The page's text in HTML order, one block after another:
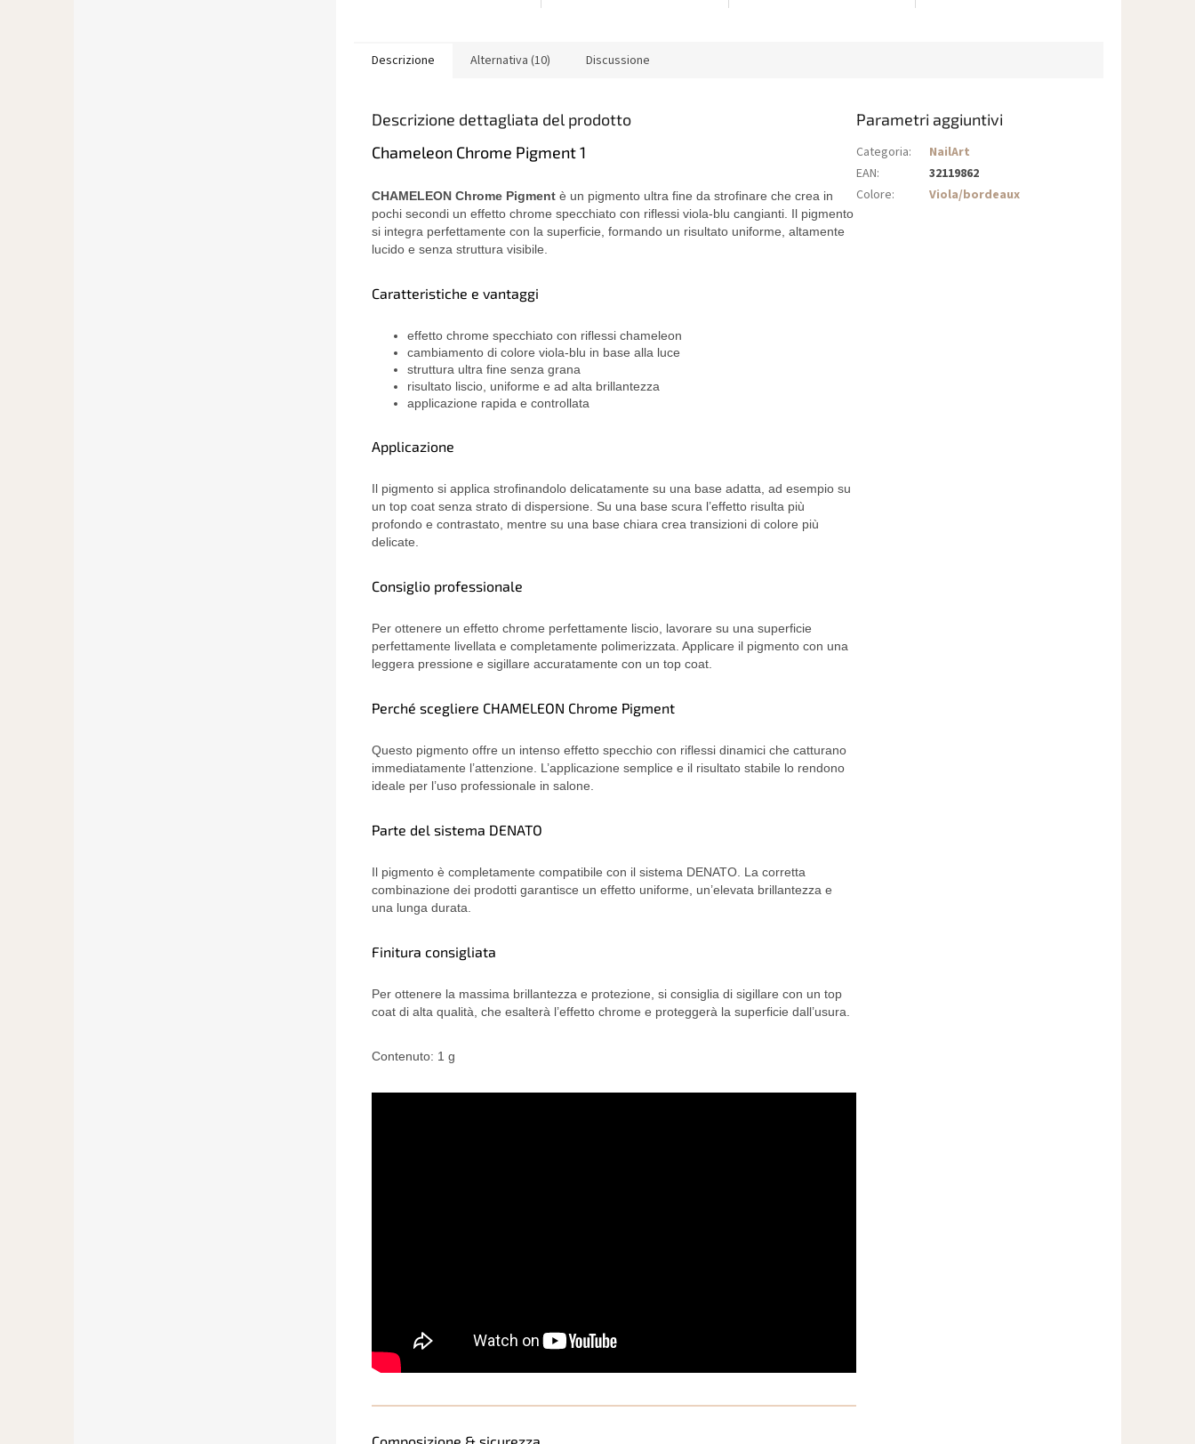
Descrizione Alternativa (10) Discussione
Descrizione dettagliata del prodotto
Chameleon Chrome Pigment 1
CHAMELEON Chrome Pigment è un pigmento ultra fine da strofinare che crea in
pochi secondi un effetto chrome specchiato con riflessi viola-blu cangianti. Il pigmento
si integra perfettamente con la superficie, formando un risultato uniforme, altamente
lucido e senza struttura visibile.
Caratteristiche e vantaggi
effetto chrome specchiato con riflessi chameleon
cambiamento di colore viola-blu in base alla luce
struttura ultra fine senza grana
risultato liscio, uniforme e ad alta brillantezza
applicazione rapida e controllata
Applicazione
Il pigmento si applica strofinandolo delicatamente su una base adatta, ad esempio su
un top coat senza strato di dispersione. Su una base scura l’effetto risulta più
profondo e contrastato, mentre su una base chiara crea transizioni di colore più
delicate.
Consiglio professionale
Per ottenere un effetto chrome perfettamente liscio, lavorare su una superficie
perfettamente livellata e completamente polimerizzata. Applicare il pigmento con una
leggera pressione e sigillare accuratamente con un top coat.
Perché scegliere CHAMELEON Chrome Pigment
Questo pigmento offre un intenso effetto specchio con riflessi dinamici che catturano
immediatamente l’attenzione. L’applicazione semplice e il risultato stabile lo rendono
ideale per l’uso professionale in salone.
Parte del sistema DENATO
Il pigmento è completamente compatibile con il sistema DENATO. La corretta
combinazione dei prodotti garantisce un effetto uniforme, un’elevata brillantezza e
una lunga durata.
Finitura consigliata
Per ottenere la massima brillantezza e protezione, si consiglia di sigillare con un top
coat di alta qualità, che esalterà l’effetto chrome e proteggerà la superficie dall’usura.
Contenuto: 1 g
Parametri aggiuntivi
Categoria:
NailArt
EAN:
32119862
Colore: Viola/bordeaux